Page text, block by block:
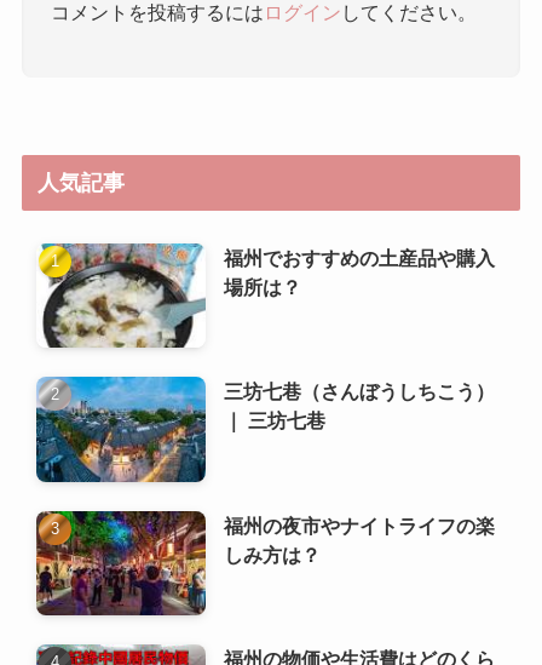
コメントを投稿するには ログイン してください。
人気記事
福州でおすすめの土産品や購入
場所は？
三坊七巷（さんぼうしちこう）
｜ 三坊七巷
福州の夜市やナイトライフの楽
しみ方は？
福州の物価や生活費はどのくら